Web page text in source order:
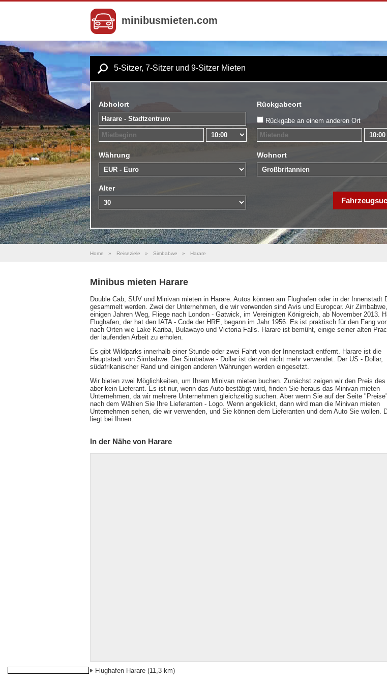
minibusmieten.com
5-Sitzer, 7-Sitzer und 9-Sitzer Mieten
Abholort Rückgabeort
Rückgabe an einem anderen Ort
Währung Wohnort
Alter
Home » Reiseziele » Simbabwe » Harare
Minibus mieten Harare
Double Cab, SUV und Minivan mieten in Harare. Autos können am Flughafen oder in der Innenstadt
gesammelt werden. Zwei der Unternehmen, die wir verwenden sind Avis und Europcar. Air
einigen Jahren Weg, Fliege nach London - Gatwick, im Vereinigten Königreich, ab November 2013.
Flughafen, der hat den IATA - Code der HRE, begann im Jahr 1956. Es ist praktisch für den Fang
nach Orten wie Lake Kariba, Bulawayo und Victoria Falls. Harare ist bemüht, einige seiner alten
der laufenden Arbeit zu erholen.
Es gibt Wildparks innerhalb einer Stunde oder zwei Fahrt von der Innenstadt entfernt. Harare ist die
Hauptstadt von Simbabwe. Der Simbabwe - Dollar ist derzeit nicht mehr verwendet. Der US - Dollar,
südafrikanischer Rand und einigen anderen Währungen werden eingesetzt.
Wir bieten zwei Möglichkeiten, um Ihrem Minivan mieten buchen. Zunächst zeigen wir den Preis des
aber kein Lieferant. Es ist nur, wenn das Auto bestätigt wird, finden Sie heraus das Minivan mieten
Unternehmen, da wir mehrere Unternehmen gleichzeitig suchen. Aber wenn Sie auf der Seite
nach dem Wählen Sie Ihre Lieferanten - Logo. Wenn angeklickt, dann wird man die Minivan mieten
Unternehmen sehen, die wir verwenden, und Sie können dem Lieferanten und dem Auto Sie wollen.
liegt bei Ihnen.
In der Nähe von Harare
Flughafen Harare (11,3 km)